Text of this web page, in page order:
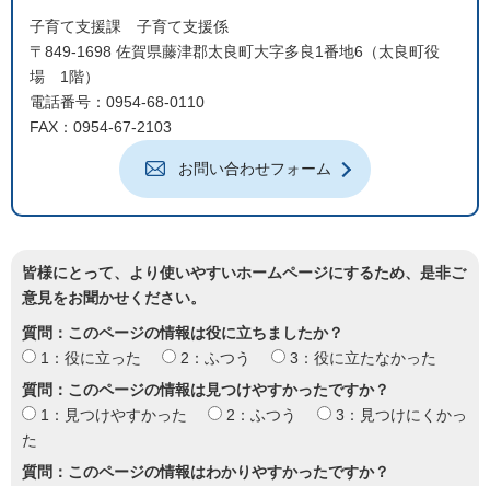
子育て支援課 子育て支援係
〒849-1698 佐賀県藤津郡太良町大字多良1番地6（太良町役
場 1階）
電話番号：0954-68-0110
FAX：0954-67-2103
お問い合わせフォーム
皆様にとって、より使いやすいホームページにするため、是非ご
意見をお聞かせください。
質問：このページの情報は役に立ちましたか？
1：役に立った
2：ふつう
3：役に立たなかった
質問：このページの情報は見つけやすかったですか？
1：見つけやすかった
2：ふつう
3：見つけにくかっ
た
質問：このページの情報はわかりやすかったですか？